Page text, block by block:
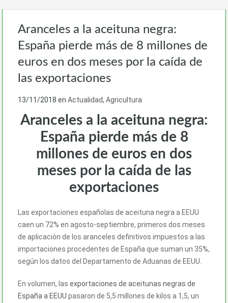
Aranceles a la aceituna negra:
España pierde más de 8 millones de
euros en dos meses por la caída de
las exportaciones
13/11/2018 en Actualidad, Agricultura
Aranceles a la aceituna negra:
España pierde más de 8
millones de euros en dos
meses por la caída de las
exportaciones
Las exportaciones españolas de aceituna negra a EEUU
caen un 72% en agosto-septiembre, primeros dos meses
de aplicación de los aranceles definitivos impuestos a las
importaciones procedentes de España que suman un 35%,
según los datos del Departamento de Aduanas de EEUU.
En volumen, las exportaciones de aceitunas negras de
España a EEUU pasaron de 5,5 millones de kilos a 1,5, un